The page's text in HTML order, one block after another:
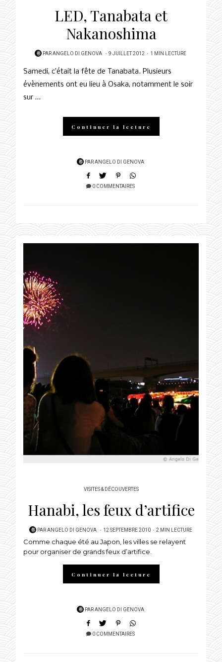
LED, Tanabata et
Nakanoshima
PARANGELO DI GENOVA
POSTED
9 JUILLET 2012 1 MIN LECTURE
Samedi, c’était la fête de Tanabata. Plusieurs
évènements ont eu lieu à Osaka, notamment le soir
sur …
Continuer la lecture
PARANGELO DI GENOVA
0 COMMENTAIRES
VISITES & DÉCOUVERTES
Hanabi, les feux d’artifice
PARANGELO DI GENOVA
POSTED
ON
12 SEPTEMBRE 2010 2 MIN LECTURE
Comme chaque été au Japon, les villes se relayent
pour organiser de grands feux d’artifice.
Continuer la lecture
PARANGELO DI GENOVA
0 COMMENTAIRES